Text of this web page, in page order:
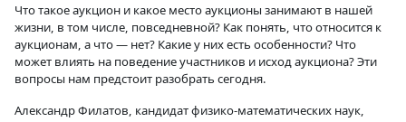
Что такое аукцион и какое место аукционы занимают в нашей
жизни, в том числе, повседневной? Как понять, что относится к
аукционам, а что — нет? Какие у них есть особенности? Что
может влиять на поведение участников и исход аукциона? Эти
вопросы нам предстоит разобрать сегодня.
Александр Филатов, кандидат физико-математических наук,